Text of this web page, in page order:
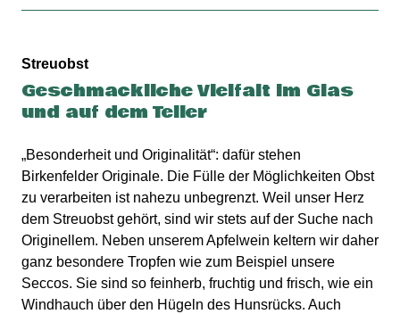
Streuobst
Geschmackliche Vielfalt im Glas
und auf dem Teller
„Besonderheit und Originalität“: dafür stehen
Birkenfelder Originale. Die Fülle der Möglichkeiten Obst
zu verarbeiten ist nahezu unbegrenzt. Weil unser Herz
dem Streuobst gehört, sind wir stets auf der Suche nach
Originellem. Neben unserem Apfelwein keltern wir daher
ganz besondere Tropfen wie zum Beispiel unsere
Seccos. Sie sind so feinherb, fruchtig und frisch, wie ein
Windhauch über den Hügeln des Hunsrücks. Auch